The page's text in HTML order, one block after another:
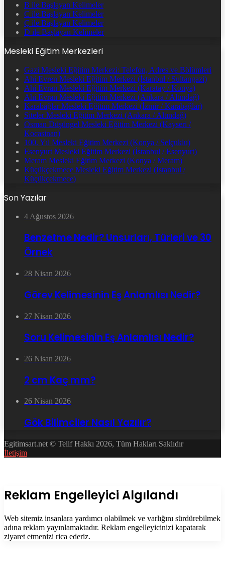
B ile Başlayan Kelimeler
C ile Başlayan Kelimeler
Ç ile Başlayan Kelimeler
D ile Başlayan Kelimeler
Mesleki Eğitim Merkezleri
Gazi Mesleki Eğitim Merkezi: Telefon, Adres ve Bölümleri
Ahi Evren Mesleki Eğitim Merkezi (İstanbul / Sultangazi)
Ahi Evran Mesleki Eğitim Merkezi (Karatay / Konya)
Ahi Evran Mesleki Eğitim Merkezi (Ankara / Altındağ)
Karabağlar Mesleki Eğitim Merkezi (İzmir / Karabağlar)
Siteler Mesleki Eğitim Merkezi (Ankara / Altındağ)
Osman Düşüngel Mesleki Eğitim Merkezi (Kayseri /
Kocasinan)
100. Yıl Mesleki Eğitim Merkezi (Konya / Selçuklu)
Esenyurt Mesleki Eğitim Merkezi (İstanbul / Esenyurt)
Meram Mesleki Eğitim Merkezi (Konya / Meram)
Küçükçekmece Mesleki Eğitim Merkezi (İstanbul /
Küçükçekmece)
Son Yazılar
4 Ağustos 2026
Benzetme Nedir? Unsurları, Türleri ve 30
Örnek
28 Nisan 2026
Görev Kelimesinin Eş Anlamlısı Nedir?
27 Nisan 2026
Soru Kelimesinin Eş Anlamlısı Nedir?
26 Nisan 2026
2 cm Kaç mm?
26 Nisan 2026
Gök Bilimciler Nasıl Yazılır?
Egitimsart.net © Telif Hakkı 2026, Tüm Hakları Saklıdır
İletişim
Kapalı
Reklam Engelleyici Algılandı
Web sitemiz insanlara yardımcı olabilmek ve varlığını sürdürebilmek
adına reklam yayınlamaktadır. Reklam engelleyicinizi kapatarak
ziyaret etmenizi rica ederiz.